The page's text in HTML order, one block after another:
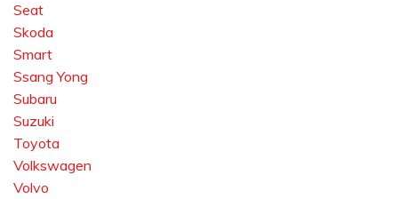
Seat
Skoda
Smart
Ssang Yong
Subaru
Suzuki
Toyota
Volkswagen
Volvo